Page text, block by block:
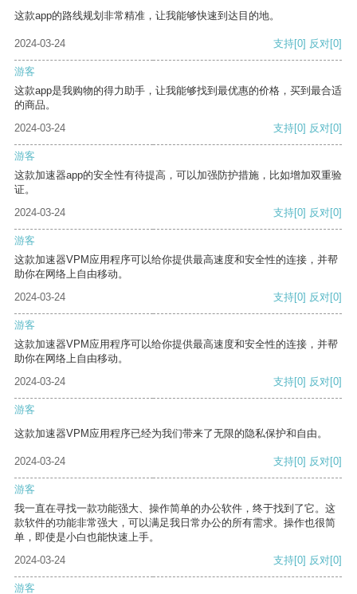
这款app的路线规划非常精准，让我能够快速到达目的地。
2024-03-24 支持[0] 反对[0]
游客
这款app是我购物的得力助手，让我能够找到最优惠的价格，买到最合适
的商品。
2024-03-24
支持[0] 反对[0]
游客
这款加速器app的安全性有待提高，可以加强防护措施，比如增加双重验
证。
2024-03-24
支持[0] 反对[0]
游客
这款加速器VPM应用程序可以给你提供最高速度和安全性的连接，并帮
助你在网络上自由移动。
2024-03-24
支持[0] 反对[0]
游客
这款加速器VPM应用程序可以给你提供最高速度和安全性的连接，并帮
助你在网络上自由移动。
2024-03-24
支持[0] 反对[0]
游客
这款加速器VPM应用程序已经为我们带来了无限的隐私保护和自由。
2024-03-24 支持[0] 反对[0]
游客
我一直在寻找一款功能强大、操作简单的办公软件，终于找到了它。这
款软件的功能非常强大，可以满足我日常办公的所有需求。操作也很简
单，即使是小白也能快速上手。
2024-03-24
支持[0] 反对[0]
游客